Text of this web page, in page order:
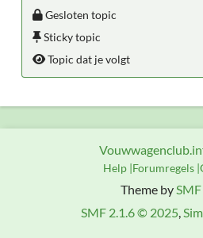
Gesloten topic
Sticky topic
Topic dat je volgt
Theme by
SMF 2.1.6 © 2025,
Help Forumregels